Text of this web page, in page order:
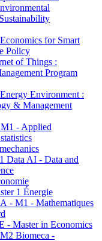
for Smart
Policy
of Things :
Program
Environment :
& Management
- Applied
AI - Data and
1 Énergie
- M1 - Mathematiques
- Master in Economics
Biomeca -